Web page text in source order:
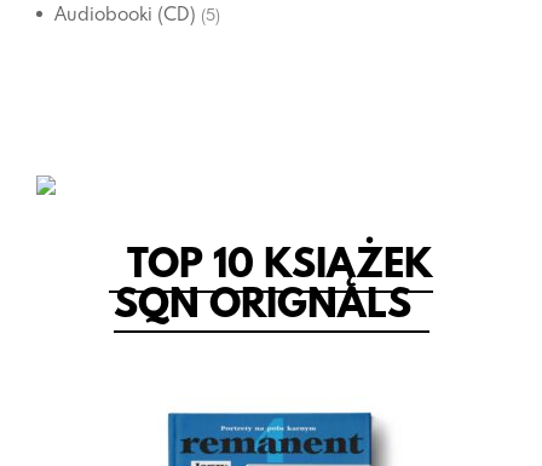
Audiobooki (CD) (5)
TOP 10 KSIĄŻEK
SQN ORIGNALS